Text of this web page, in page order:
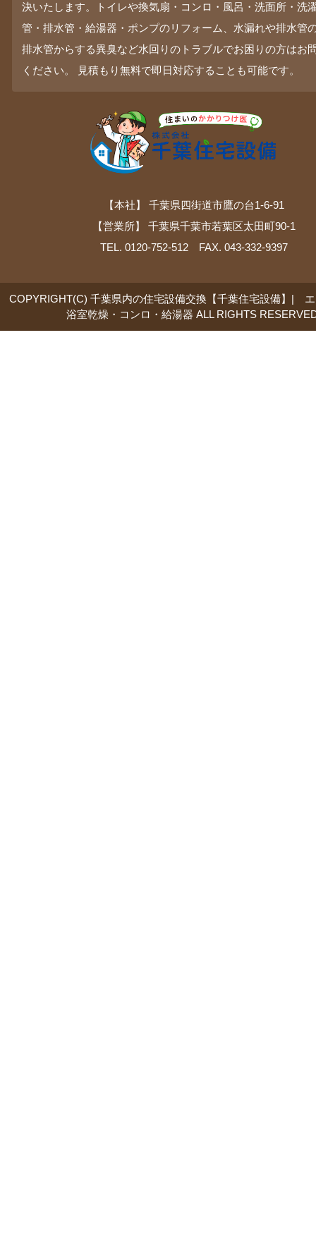
決いたします。トイレや換気扇・コンロ・風呂・洗面所・洗
管・排水管・給湯器・ポンプのリフォーム、水漏れや排水管
排水管からする異臭など水回りのトラブルでお困りの方はお
ください。 見積もり無料で即日対応することも可能です。
【本社】 千葉県四街道市鷹の台1-6-91
【営業所】 千葉県千葉市若葉区太田町90-1
TEL. 0120-752-512 FAX. 043-332-9397
COPYRIGHT(C) 千葉県内の住宅設備交換【千葉住宅設備】|
浴室乾燥・コンロ・給湯器 ALL RIGHTS